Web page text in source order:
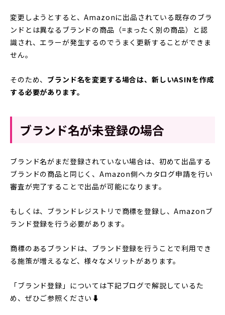
変更しようとすると、Amazonに出品されている既存のブラ
ンドとは異なるブランドの商品（=まったく別の商品）と認
識され、エラーが発生するのでうまく更新することができま
せん。
そのため、 ブランド名を変更する場合は、新しいASINを作成
する必要があります。
ブランド名が未登録の場合
ブランド名がまだ登録されていない場合は、初めて出品する
ブランドの商品と同じく、Amazon側へカタログ申請を行い
審査が完了することで出品が可能になります。
もしくは、ブランドレジストリで商標を登録し、Amazonブ
ランド登録を行う必要があります。
商標のあるブランドは、ブランド登録を行うことで利用でき
る施策が増えるなど、様々なメリットがあります。
「ブランド登録」については下記ブログで解説しているた
め、ぜひご参照ください⬇︎